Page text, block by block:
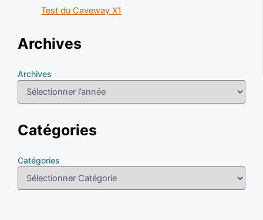
Test du Caveway X1
Archives
Archives
Catégories
Catégories